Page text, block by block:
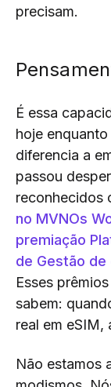
precisam.
É essa
hoje
diferencia a
passou
reconhecidos
no MVNOs
premiação
de Gestão de
Esses
sabem:
real em eSIM,
Não estamos